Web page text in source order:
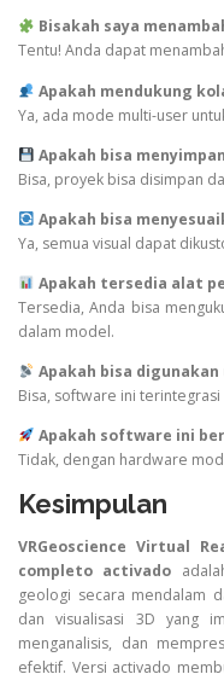
Bisakah saya
Tentu! Anda dapat
Apakah mendukung
Ya, ada mode multi-user
Apakah bisa
Bisa, proyek bisa disimpan
Apakah bisa
Ya, semua visual dapat
Apakah tersedia alat
Tersedia, Anda bisa
dalam model.
Apakah bisa
Bisa, software ini
Apakah software ini
Tidak, dengan hardware
Kesimpulan
VRGeoscience Virtual
completo activado
geologi secara mendalam
dan visualisasi 3D yang
menganalisis, dan
efektif. Versi activado